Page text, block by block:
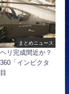
まとめニュース
リ完成間近か？
「インビクタ